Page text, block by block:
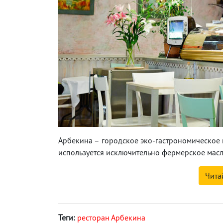
Арбекина – городское эко-
используется исключительно фермерское
Теги: ресторан Арбекина